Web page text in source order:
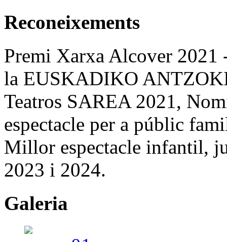
Reconeixements
Premi Xarxa Alcover 2021
la EUSKADIKO
Teatros SAREA 2021,
espectacle per a públic
Millor espectacle infantil,
2023 i 2024.
Galeria